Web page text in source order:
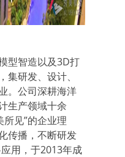
型智造以及3D打
集研发、设计、
。公司深耕海洋
生产领域十余
见”的企业理
传播，不断研发
用，于2013年成